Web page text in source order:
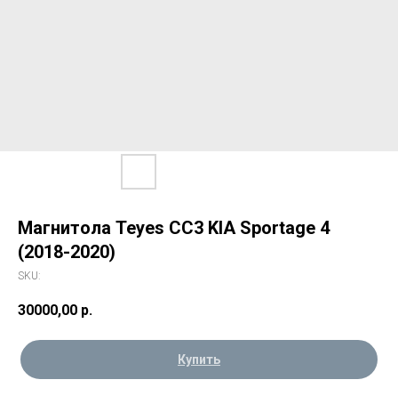
Магнитола Teyes CC3 KIA Sportage 4
(2018-2020)
SKU:
30000,00 р.
Купить